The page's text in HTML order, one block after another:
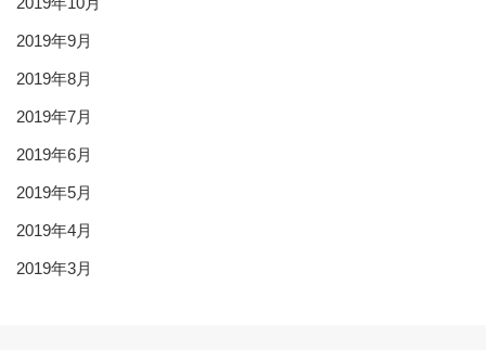
2019年9月
2019年8月
2019年7月
2019年6月
2019年5月
2019年4月
2019年3月